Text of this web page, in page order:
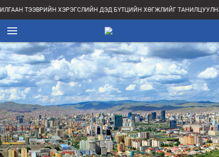
ТЭЭВРИЙН ХЭРЭГСЛИЙН ДЭД БҮТЦИЙН ХӨГЖЛИЙГ ТАНИЛЦУУЛНА